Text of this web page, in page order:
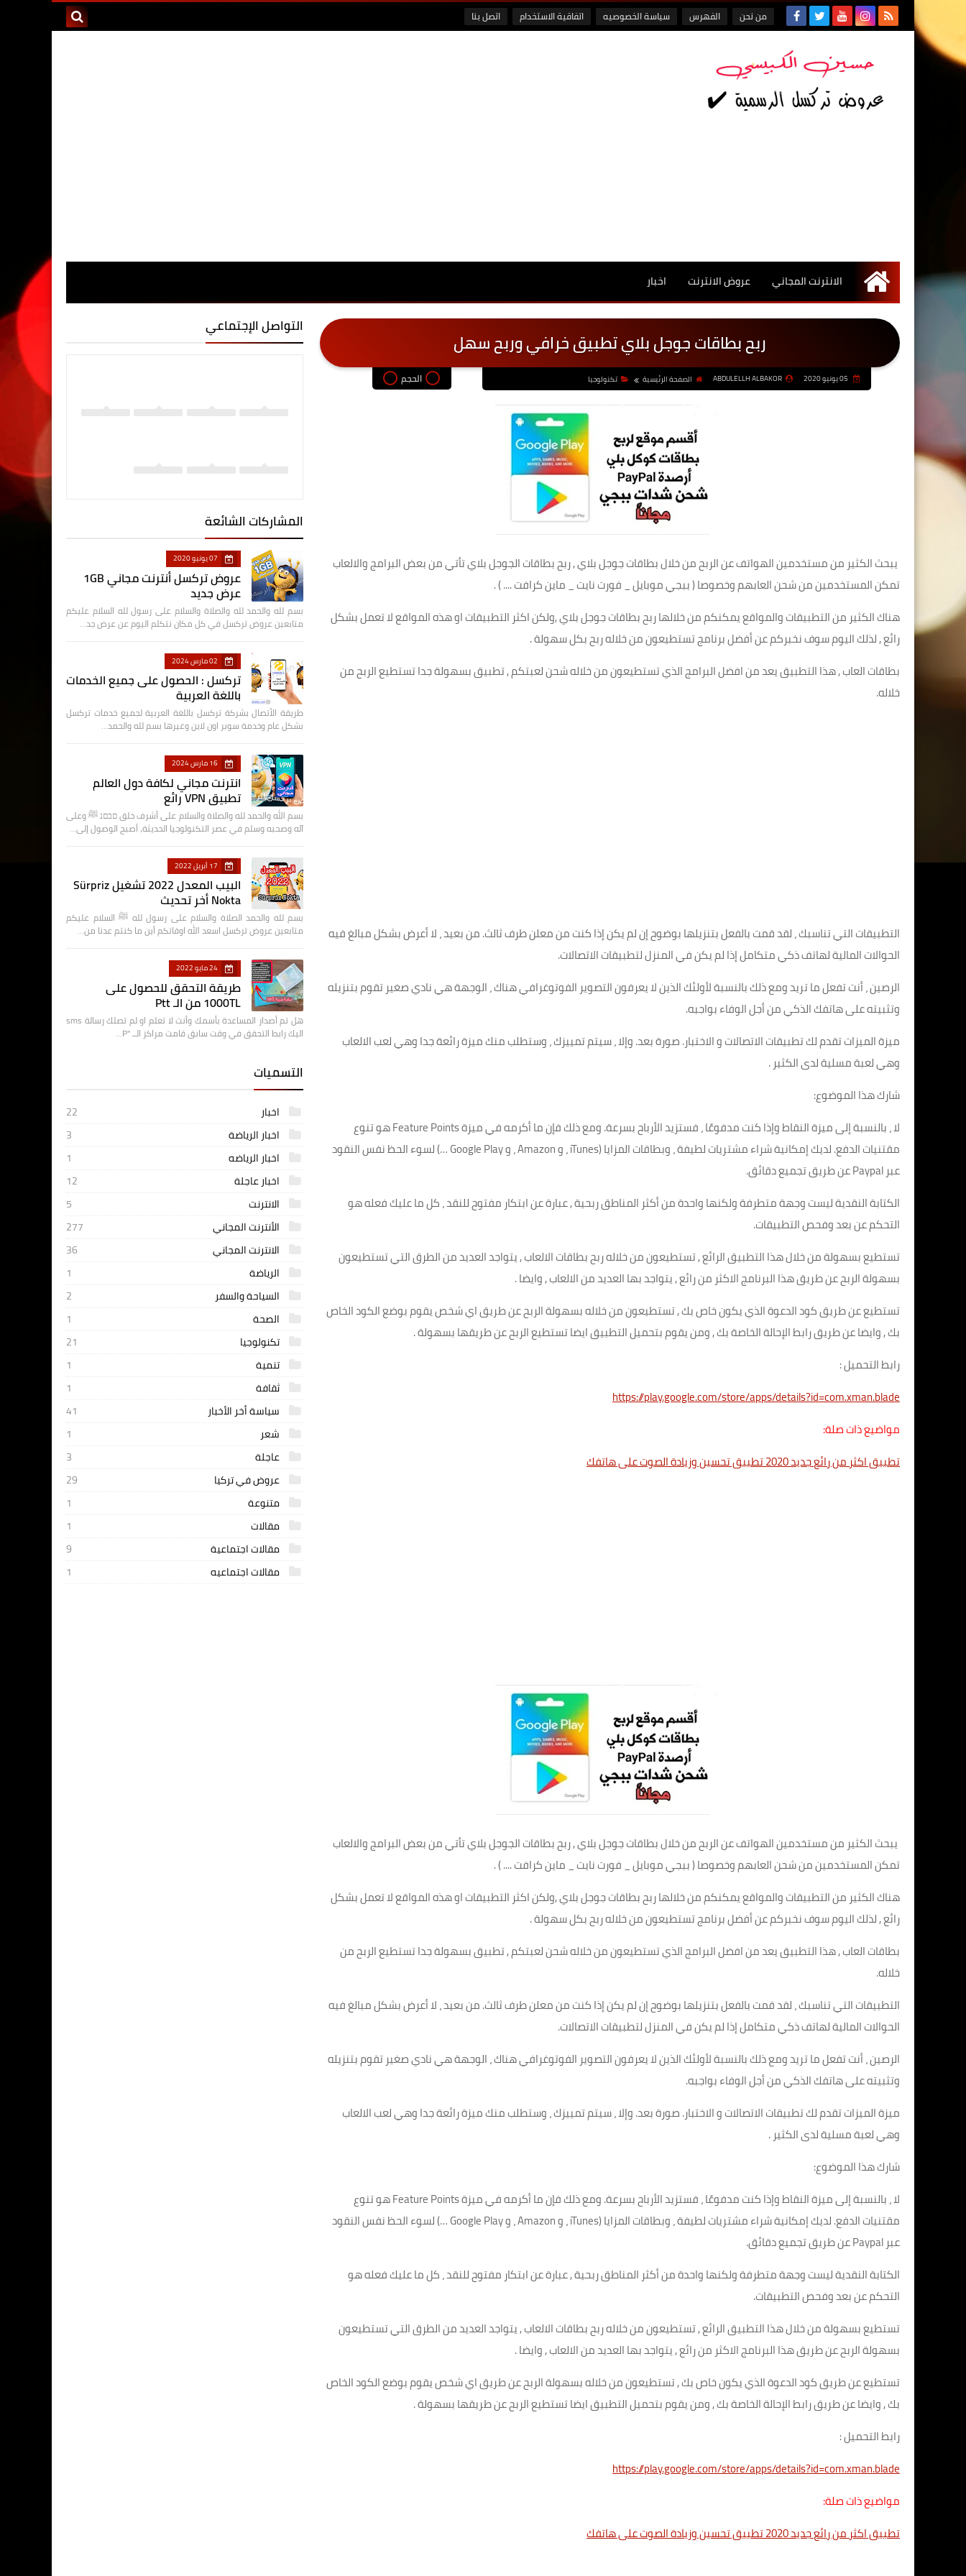
من نحن الفهرس سياسة الخصوصيه اتفاقية الاستخدام اتصل بنا
الرئيسية
الانترنت المجاني عروض الانترنت اخبار
ربح بطاقات جوجل بلاي تطبيق خرافي وربح سهل
ABDULELLH ALBAKOR الصفحة الرئيسية تكنولوجيا الحجم
يبحث الكثير من مستخدمين الهواتف عن الربح من خلال بطاقات جوجل بلاي , ربح بطاقات الجوجل بلاي تأتي من بعض البرامج والالعاب
تمكن المستخدمين من شحن العابهم وخصوصا ( ببجي موبايل _ فورت نايت _ ماين كرافت .... ) .
هناك الكثير من التطبيقات والمواقع يمكنكم من خلالها ربح بطاقات جوجل بلاي ,ولكن اكثر التطبيقات او هذه المواقع لا تعمل بشكل
رائع , لذلك اليوم سوف نخبركم عن أفضل برنامج تستطيعون من خلاله ربح بكل سهولة .
بطاقات العاب , هذا التطبيق يعد من افضل البرامج الذي تستطيعون من خلاله شحن لعبتكم , تطبيق بسهولة جدا تستطيع الربح من
خلاله.
التطبيقات التي تناسبك ، لقد قمت بالفعل بتنزيلها بوضوح إن لم يكن إذا كنت من معلن طرف ثالث. من بعيد ، لا أعرض بشكل مبالغ فيه
الحوالات المالية لهاتف ذكي متكامل إذا لم يكن في المنزل لتطبيقات الاتصالات.
الرصين ، أنت تفعل ما تريد ومع ذلك بالنسبة لأولئك الذين لا يعرفون التصوير الفوتوغرافي هناك ، الوجهة هي نادي صغير تقوم بتنزيله
وتثبيته على هاتفك الذكي من أجل الوفاء بواجبه.
ميزة الميزات تقدم لك تطبيقات الاتصالات و الاختبار. صورة بعد. وإلا ، سيتم تمييزك ، وستطلب منك ميزة رائعة جدا وهي لعب الالعاب
وهي لعبة مسلية لدى الكثير .
شارك هذا الموضوع:
لا ، بالنسبة إلى ميزة النقاط وإذا كنت مدفوعًا ، فستزيد الأرباح بسرعة. ومع ذلك فإن ما أكرمه في ميزة Feature Points هو تنوع
مقتنيات الدفع. لديك إمكانية شراء مشتريات لطيفة ، وبطاقات المزايا (iTunes ، و Amazon ، و Google Play …) لسوء الحظ نفس النقود
عبر Paypal عن طريق تجميع دقائق.
الكتابة النقدية ليست وجهة متطرفة ولكنها واحدة من أكثر المناطق ربحية , عبارة عن ابتكار مفتوح للنقد ، كل ما عليك فعله هو
التحكم عن بعد وفحص التطبيقات.
تستطيع بسهولة من خلال هذا التطبيق الرائع , تستطيعون من خلاله ربح بطاقات الالعاب , يتواجد العديد من الطرق التي تستطيعون
بسهولة الربح عن طريق هذا البرنامج الاكثر من رائع , يتواجد بها العديد من الالعاب , وايضا .
تستطيع عن طريق كود الدعوة الذي يكون خاص بك , تستطيعون من خلاله بسهولة الربح عن طريق اي شخص يقوم بوضع الكود الخاص
بك , وايضا عن طريق رابط الإحالة الخاصة بك , ومن يقوم بتحميل التطبيق ايضا تستطيع الربح عن طريقها بسهولة .
رابط التحميل :
https://play.google.com/store/apps/details?id=com.xman.blade
مواضيع ذات صلة:
تطبيق اكثر من رائع جديد 2020 تطبيق تحسين وزيادة الصوت على هاتفك
يبحث الكثير من مستخدمين الهواتف عن الربح من خلال بطاقات جوجل بلاي , ربح بطاقات الجوجل بلاي تأتي من بعض البرامج والالعاب
تمكن المستخدمين من شحن العابهم وخصوصا ( ببجي موبايل _ فورت نايت _ ماين كرافت .... ) .
هناك الكثير من التطبيقات والمواقع يمكنكم من خلالها ربح بطاقات جوجل بلاي ,ولكن اكثر التطبيقات او هذه المواقع لا تعمل بشكل
رائع , لذلك اليوم سوف نخبركم عن أفضل برنامج تستطيعون من خلاله ربح بكل سهولة .
بطاقات العاب , هذا التطبيق يعد من افضل البرامج الذي تستطيعون من خلاله شحن لعبتكم , تطبيق بسهولة جدا تستطيع الربح من
خلاله.
التطبيقات التي تناسبك ، لقد قمت بالفعل بتنزيلها بوضوح إن لم يكن إذا كنت من معلن طرف ثالث. من بعيد ، لا أعرض بشكل مبالغ فيه
الحوالات المالية لهاتف ذكي متكامل إذا لم يكن في المنزل لتطبيقات الاتصالات.
الرصين ، أنت تفعل ما تريد ومع ذلك بالنسبة لأولئك الذين لا يعرفون التصوير الفوتوغرافي هناك ، الوجهة هي نادي صغير تقوم بتنزيله
وتثبيته على هاتفك الذكي من أجل الوفاء بواجبه.
ميزة الميزات تقدم لك تطبيقات الاتصالات و الاختبار. صورة بعد. وإلا ، سيتم تمييزك ، وستطلب منك ميزة رائعة جدا وهي لعب الالعاب
وهي لعبة مسلية لدى الكثير .
شارك هذا الموضوع:
لا ، بالنسبة إلى ميزة النقاط وإذا كنت مدفوعًا ، فستزيد الأرباح بسرعة. ومع ذلك فإن ما أكرمه في ميزة Feature Points هو تنوع
مقتنيات الدفع. لديك إمكانية شراء مشتريات لطيفة ، وبطاقات المزايا (iTunes ، و Amazon ، و Google Play …) لسوء الحظ نفس النقود
عبر Paypal عن طريق تجميع دقائق.
الكتابة النقدية ليست وجهة متطرفة ولكنها واحدة من أكثر المناطق ربحية , عبارة عن ابتكار مفتوح للنقد ، كل ما عليك فعله هو
التحكم عن بعد وفحص التطبيقات.
تستطيع بسهولة من خلال هذا التطبيق الرائع , تستطيعون من خلاله ربح بطاقات الالعاب , يتواجد العديد من الطرق التي تستطيعون
بسهولة الربح عن طريق هذا البرنامج الاكثر من رائع , يتواجد بها العديد من الالعاب , وايضا .
تستطيع عن طريق كود الدعوة الذي يكون خاص بك , تستطيعون من خلاله بسهولة الربح عن طريق اي شخص يقوم بوضع الكود الخاص
بك , وايضا عن طريق رابط الإحالة الخاصة بك , ومن يقوم بتحميل التطبيق ايضا تستطيع الربح عن طريقها بسهولة .
رابط التحميل :
https://play.google.com/store/apps/details?id=com.xman.blade
مواضيع ذات صلة:
تطبيق اكثر من رائع جديد 2020 تطبيق تحسين وزيادة الصوت على هاتفك
التواصل الإجتماعي
المشاركات الشائعة
07 يونيو 2020
عروض تركسل أنترنت مجاني 1GB
عرض جديد
بسم لله والحمد لله والصلاة والسلام على رسول لله السلام عليكم
متابعين عروض تركسل في كل مكان نتكلم اليوم عن عرض جد…
02 مارس 2024
تركسل : الحصول على جميع الخدمات
باللغة العربية
طريقة الأتصال بشركة تركسل باللغة العربية لجميع خدمات تركسل
بشكل عام وخدمة سوبر اون لاين وغيرها بسم لله والحمد…
16 مارس 2024
انترنت مجاني لكافة دول العالم
تطبيق VPN رائع
بسم الله والحمد لله والصلاة والسلام على أشرف خلق םבםנ ﷺ وعلى
آله وصحبه وسلم في عصر التكنولوجيا الحديثة، أصبح الوصول إلى…
17 أبريل 2022
البيب المعدل 2022 تشغيل Sürpriz
Nokta أخر تحديث
بسم لله والحمد الصلاة والسلام على رسول لله ﷺ السلام عليكم
متابعين عروض تركسل اسعد الله اوقاتكم أين ما كنتم عدنا من…
24 مايو 2022
طريقة التحقق للحصول على
1000TL من الـ Ptt
هل تم أصدار المساعدة بأسمك وأنت لا تعلم او لم تصلك رسالة sms
اليك رابط التحقق في وقت سابق قامت مراكز الــ "P…
التسميات
اخبار
22
اخبار الرياضة
3
اخبار الرياضه
1
اخبار عاجلة
12
الانترنت
5
الأنترنت المجاني
277
الانترنت المجاني
36
الرياضة
1
السياحة والسفر
2
الصحة
1
تكنولوجيا
21
تنمية
1
ثقافة
1
سياسة أخر الأخبار
41
شعر
1
عاجلة
3
عروض في تركيا
29
متنوعة
1
مقالات
1
مقالات اجتماعية
9
مقالات اجتماعيه
1